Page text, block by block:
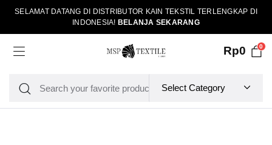
SELAMAT DATANG DI DISTRIBUTOR KAIN TEKSTIL TERLENGKAP DI
INDONESIA! BELANJA SEKARANG
Rp0 0